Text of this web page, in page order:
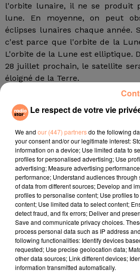
l'orbite lunaire, il ne se produit
lune. En moyenne, on peut
éclipses lunaires chaque année.
c'est parce que l'orbite de la
L'orbite de la Lune est elliptique.
28 juillet prochain, le satellite
éloigné de la Terre.
L'éclipse du 27 juillet sera
l'année 2018. Mais ce sera la
centrale. C'est à dire que la
centre de l'ombre de la Terre.
lunaire totale, date du 31
duré 1h16. Mais elle n'était pas
car, contrairement à l'éclipse
Pacifique était alors tourné vers
Visible partout en France
L'éclipse totale du 27 juillet sera
partie, depuis la majeure
l'Asie, l'Australie, l'Afrique,
également depuis les océans
Indien et depuis l'Antarctique.
Le respect de votre vie
We and our (447) partnersdo the following
your consent and/or our legitimate interest:
information on a device; Use limited data to
profiles for personalised advertising; Use
advertising; Measure advertising
performance; Understand audiences through
of data from different sources; Develop and
profiles to personalise content; Use profiles
content; Use limited data to select content;
detect fraud, and fix errors; Deliver and
Save and communicate privacy choices.
process personal data such as IP address
following functionalities: Identify devices
requested; Use precise geolocation data;
other data sources; Link different devices;
information transmitted automatically.